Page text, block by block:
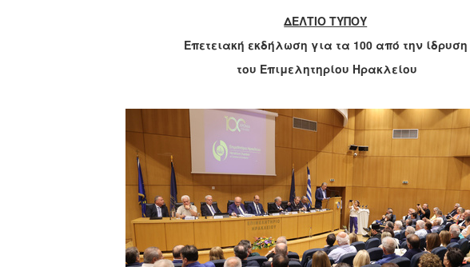
ΔΕΛΤΙΟ ΤΥΠΟΥ
Επετειακή εκδήλωση για τα 100 από την ίδρυση
του Επιμελητηρίου Ηρακλείου